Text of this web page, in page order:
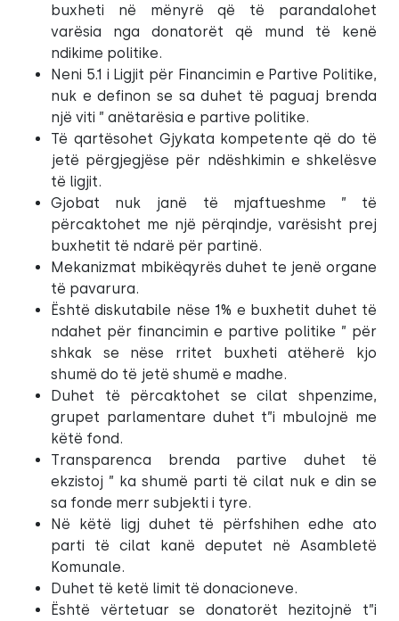
buxheti në mënyrë që të parandalohet
varësia nga donatorët që mund të kenë
ndikime politike.
Neni 5.1 i Ligjit për Financimin e Partive Politike,
nuk e definon se sa duhet të paguaj brenda
një viti ” anëtarësia e partive politike.
Të qartësohet Gjykata kompetente që do të
jetë përgjegjëse për ndëshkimin e shkelësve
të ligjit.
Gjobat nuk janë të mjaftueshme ” të
përcaktohet me një përqindje, varësisht prej
buxhetit të ndarë për partinë.
Mekanizmat mbikëqyrës duhet te jenë organe
të pavarura.
Është diskutabile nëse 1% e buxhetit duhet të
ndahet për financimin e partive politike ” për
shkak se nëse rritet buxheti atëherë kjo
shumë do të jetë shumë e madhe.
Duhet të përcaktohet se cilat shpenzime,
grupet parlamentare duhet t”i mbulojnë me
këtë fond.
Transparenca brenda partive duhet të
ekzistoj ” ka shumë parti të cilat nuk e din se
sa fonde merr subjekti i tyre.
Në këtë ligj duhet të përfshihen edhe ato
parti të cilat kanë deputet në Asambletë
Komunale.
Duhet të ketë limit të donacioneve.
Është vërtetuar se donatorët hezitojnë t”i